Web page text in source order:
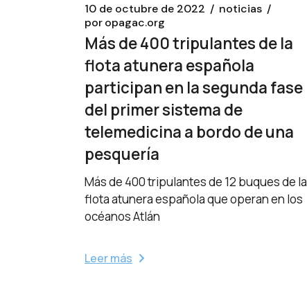
10 de octubre de 2022
noticias
poropagac.org
Más de 400 tripulantes de la
flota atunera española
participan en la segunda fase
del primer sistema de
telemedicina a bordo de una
pesquería
Más de 400 tripulantes de 12 buques de la
flota atunera española que operan en los
océanos Atlán
Leer más